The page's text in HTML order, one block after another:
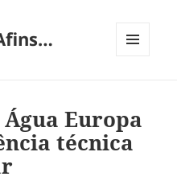
Europa
técnica